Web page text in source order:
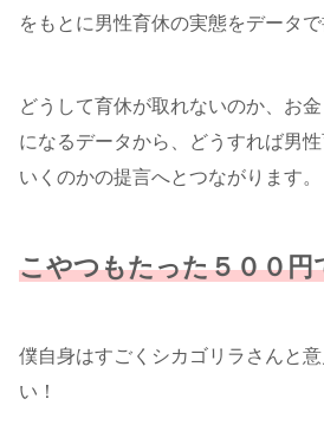
をもとに男性育休の実態をデータで
どうして育休が取れないのか、お
になるデータから、どうすれば男
いくのかの提言へとつながります。
こやつもたった５００円
僕自身はすごくシカゴリラさんと
い！